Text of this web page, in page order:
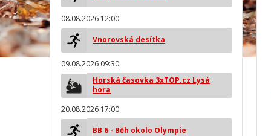
08.08.2026 12:00
Vnorovská desítka
09.08.2026 09:30
Horská časovka 3xTOP.cz Lysá
hora
20.08.2026 17:00
BB 6 - Běh okolo Olympie